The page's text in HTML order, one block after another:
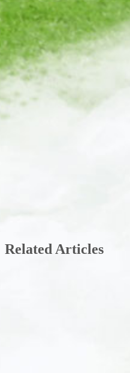
Related Articles